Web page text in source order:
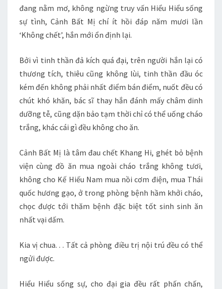
đang nằm mơ, không ngừng truy vấn Hiểu Hiểu sống
sự tình, Cảnh Bất Mị chí ít hồi đáp năm mươi lần
‘Không chết’, hắn mới ổn định lại.
Bởi vì tinh thần đả kích quá đại, trên người hắn lại có
thương tích, thiêu cũng không lùi, tinh thần đầu óc
kém đến không phải nhất điểm bán điểm, nuốt đều có
chút khó khăn, bác sĩ thay hắn đánh mấy châm dinh
dưỡng tễ, cũng dặn bảo tạm thời chỉ có thể uống cháo
trắng, khác cái gì đều không cho ăn.
Cảnh Bất Mị là tâm đau chết Khang Hi, ghét bỏ bệnh
viện cùng đồ ăn mua ngoài cháo trắng không tươi,
không cho Kế Hiếu Nam mua nồi cơm điện, mua Thái
quốc hương gạo, ở trong phòng bệnh hầm khởi cháo,
chọc được tới thăm bệnh đặc biệt tốt sinh sinh ăn
nhất vại dấm.
Kia vị chua. . . Tất cả phòng điều trị nội trú đều có thể
ngửi được.
Hiểu Hiểu sống sự, cho đại gia đều rất phấn chấn,